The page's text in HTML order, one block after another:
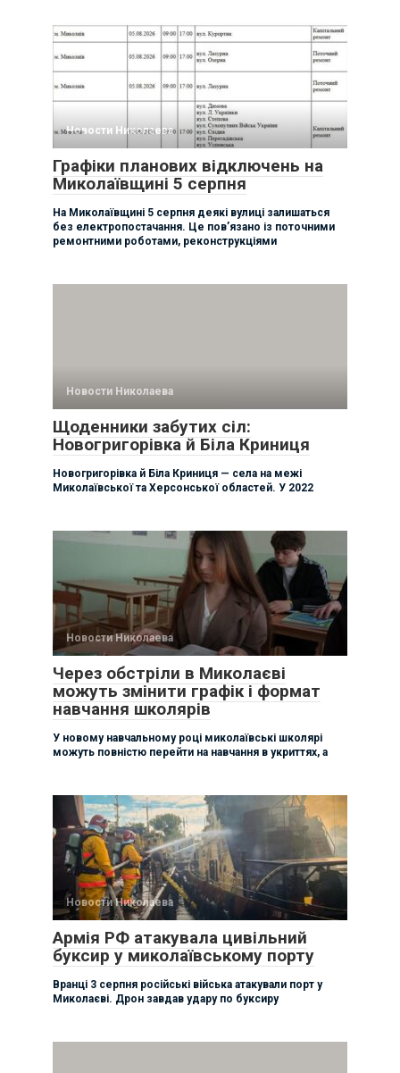
Новости Николаева
Графіки планових відключень на
Миколаївщині 5 серпня
На Миколаївщині 5 серпня деякі вулиці залишаться
без електропостачання. Це пов’язано із поточними
ремонтними роботами, реконструкціями
Новости Николаева
Щоденники забутих сіл:
Новогригорівка й Біла Криниця
Новогригорівка й Біла Криниця — села на межі
Миколаївської та Херсонської областей. У 2022
Новости Николаева
Через обстріли в Миколаєві
можуть змінити графік і формат
навчання школярів
У новому навчальному році миколаївські школярі
можуть повністю перейти на навчання в укриттях, а
Новости Николаева
Армія РФ атакувала цивільний
буксир у миколаївському порту
Вранці 3 серпня російські війська атакували порт у
Миколаєві. Дрон завдав удару по буксиру